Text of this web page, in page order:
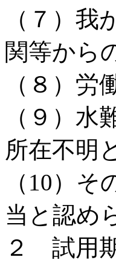
（７）
関等から
（８）
（９）
所在不明
（10）
当と認め
２ 試用